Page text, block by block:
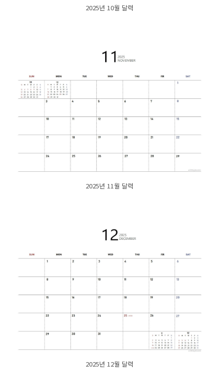
2025년 10월 달력
2025년 11월 달력
2025년 12월 달력